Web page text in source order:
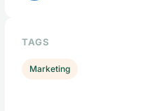
TAGS
Marketing